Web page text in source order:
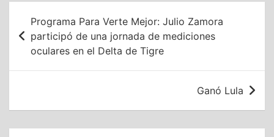
Navegación
de
entradas
Programa Para Verte Mejor: Julio Zamora
participó de una jornada de mediciones
oculares en el Delta de Tigre
Ganó Lula